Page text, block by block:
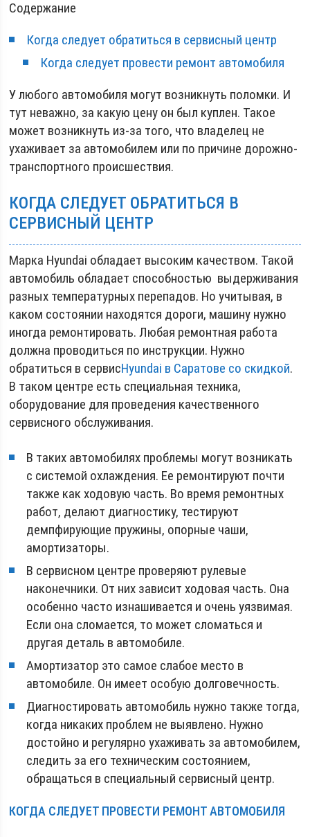
Содержание
Когда следует обратиться в сервисный центр
Когда следует провести ремонт автомобиля
У любого автомобиля могут возникнуть поломки. И
тут неважно, за какую цену он был куплен. Такое
может возникнуть из-за того, что владелец не
ухаживает за автомобилем или по причине дорожно-
транспортного происшествия.
КОГДА СЛЕДУЕТ ОБРАТИТЬСЯ В
СЕРВИСНЫЙ ЦЕНТР
Марка Hyundai обладает высоким качеством. Такой
автомобиль обладает способностью выдерживания
разных температурных перепадов. Но учитывая, в
каком состоянии находятся дороги, машину нужно
иногда ремонтировать. Любая ремонтная работа
должна проводиться по инструкции. Нужно
обратиться в сервисHyundai в Саратове со скидкой.
В таком центре есть специальная техника,
оборудование для проведения качественного
сервисного обслуживания.
В таких автомобилях проблемы могут возникать
с системой охлаждения. Ее ремонтируют почти
также как ходовую часть. Во время ремонтных
работ, делают диагностику, тестируют
демпфирующие пружины, опорные чаши,
амортизаторы.
В сервисном центре проверяют рулевые
наконечники. От них зависит ходовая часть. Она
особенно часто изнашивается и очень уязвимая.
Если она сломается, то может сломаться и
другая деталь в автомобиле.
Амортизатор это самое слабое место в
автомобиле. Он имеет особую долговечность.
Диагностировать автомобиль нужно также тогда,
когда никаких проблем не выявлено. Нужно
достойно и регулярно ухаживать за автомобилем,
следить за его техническим состоянием,
обращаться в специальный сервисный центр.
КОГДА СЛЕДУЕТ ПРОВЕСТИ РЕМОНТ АВТОМОБИЛЯ